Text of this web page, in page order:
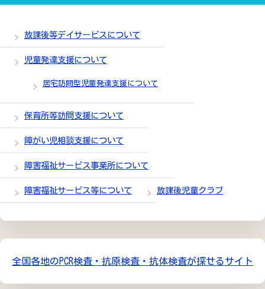
放課後等デイサービスについて
児童発達支援について
居宅訪問型児童発達支援について
保育所等訪問支援について
障がい児相談支援について
障害福祉サービス事業所について
障害福祉サービス等について 放課後児童クラブ
全国各地のPCR検査・抗原検査・抗体検査が探せるサイト